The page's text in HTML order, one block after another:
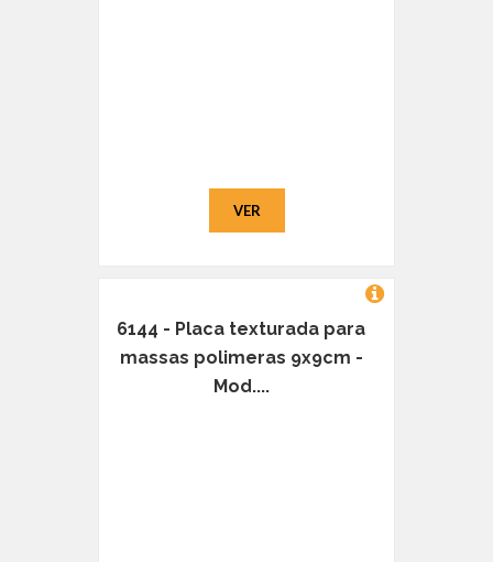
VER
6144 - Placa texturada para
massas polimeras 9x9cm -
Mod....